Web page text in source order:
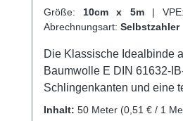
Größe: 10cm x 5m |
Abrechnungsart: Selbstzahler
Die Klassische Idealbinde
Baumwolle E DIN 61632-
Schlingenkanten und eine
von ca. 90%. Sie hat einen hohen
Inhalt: 50 Meter (0,51 € / 1